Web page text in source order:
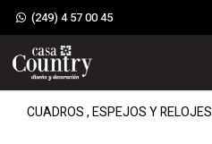
(249) 4 57 00 45
CUADROS , ESPEJOS Y RELOJES